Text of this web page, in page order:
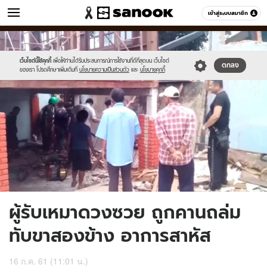
เข้าสู่ระบบสมาชิก
ข่าว หมวดอื่นๆ
เว็บไซต์นี้ใช้คุกกี้ เพื่อให้ท่านได้รับประสบการณ์การใช้งานที่ดีที่สุดบน เว็บไซต์
ของเรา โปรดศึกษาเพิ่มเติมที่ นโยบายความเป็นส่วนตัว และ นโยบายคุกกี้
ตกลง
Sanook
//s.isanook.com/sr/0/images/logo-
new-
sanook.png
600
60
//s.isanook.com/ns/0/ud/1439/7199214/4.jpg
ผู้รับเหมาดวงซวย ถูกคานถล่ม
ทับขาสองข้าง อาการสาหัส
16 ก.ค. 61 (11:01 น.)